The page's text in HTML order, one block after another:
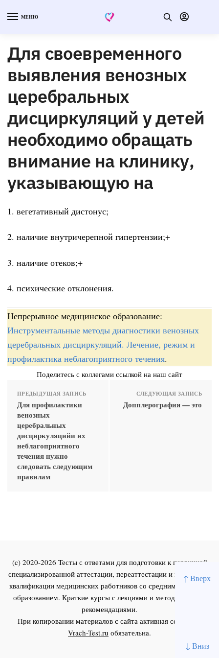
↑ Вверх
↓ Вниз
МЕНЮ
Для своевременного
выявления венозных
церебральных
дисциркуляций у детей
необходимо обращать
внимание на клинику,
указывающую на
1. вегетативный дистонус;
2. наличие внутричерепной гипертензии;+
3. наличие отеков;+
4. психические отклонения.
Непрерывное медицинское образование:
Инструментальные методы диагностики венозных
церебральных дисциркуляций. Лечение, режим и
профилактика неблагоприятного течения.
Поделитесь с коллегами ссылкой на наш сайт
ПРЕДЫДУЩАЯ ЗАПИСЬ
Для профилактики
венозных
церебральных
дисциркуляцийи их
неблагоприятного
течения нужно
следовать следующим
правилам
СЛЕДУЮЩАЯ ЗАПИСЬ
Допплерография — это
(c) 2020-2026 Тесты с ответами для подготовки к первичной
специализированной аттестации, переаттестации и повышения
квалификации медицинских работников со средним и высшим
образованием. Краткие курсы с лекциями и методическими
рекомендациями.
При копировании материалов с сайта активная ссылка на
Vrach-Test.ru обязательна.